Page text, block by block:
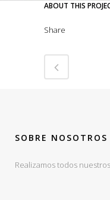
ABOUT THIS
Share
SOBRE NOSOTROS
Realizamos todos